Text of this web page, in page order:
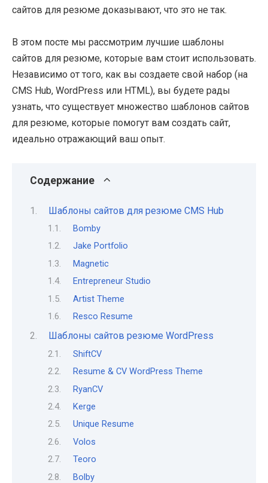
сайтов для резюме доказывают, что это не так.
В этом посте мы рассмотрим лучшие шаблоны
сайтов для резюме, которые вам стоит использовать.
Независимо от того, как вы создаете свой набор (на
CMS Hub, WordPress или HTML), вы будете рады
узнать, что существует множество шаблонов сайтов
для резюме, которые помогут вам создать сайт,
идеально отражающий ваш опыт.
Содержание
Шаблоны сайтов для резюме CMS Hub
Bomby
Jake Portfolio
Magnetic
Entrepreneur Studio
Artist Theme
Resco Resume
Шаблоны сайтов резюме WordPress
ShiftCV
Resume & CV WordPress Theme
RyanCV
Kerge
Unique Resume
Volos
Teoro
Bolby